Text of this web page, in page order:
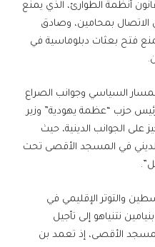
أنظمة الطوارئ، الذي يمنع
الاتصال بمحامين، وصادق
فتح بعثات دبلوماسية في
السياسي وجوانب الصراع
حزب “عظمة يهودية” وزير
على الجوانب الدينية، حيث
في المسجد الأقصى تحت
والتوتر الإقليمي في
نتنياهو إلى تأجيل
الأقصى، إذ تعمد بن